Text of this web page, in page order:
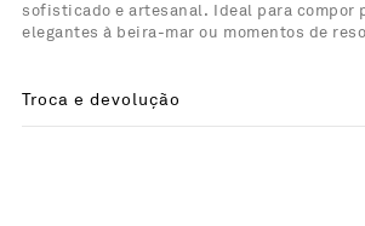
sofisticado e artesanal. Ideal para compor
elegantes à beira-mar ou momentos de
Troca e devolução